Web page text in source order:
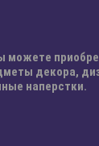
можете
декора,
наперстки.